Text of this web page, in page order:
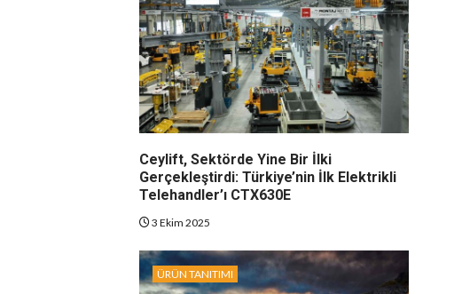
Ceylift, Sektörde Yine Bir İlki
Gerçekleştirdi: Türkiye’nin İlk Elektrikli
Telehandler’ı CTX630E
3 Ekim 2025
ÜRÜN TANITIMI